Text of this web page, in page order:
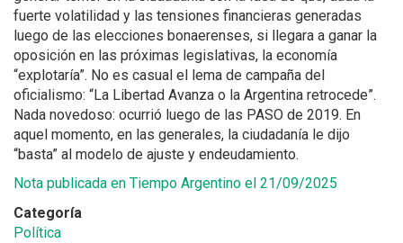
fuerte volatilidad y las tensiones financieras generadas
luego de las elecciones bonaerenses, si llegara a ganar la
oposición en las próximas legislativas, la economía
“explotaría”. No es casual el lema de campaña del
oficialismo: “La Libertad Avanza o la Argentina retrocede”.
Nada novedoso: ocurrió luego de las PASO de 2019. En
aquel momento, en las generales, la ciudadanía le dijo
“basta” al modelo de ajuste y endeudamiento.
Nota publicada en Tiempo Argentino el 21/09/2025
Categoría
Política